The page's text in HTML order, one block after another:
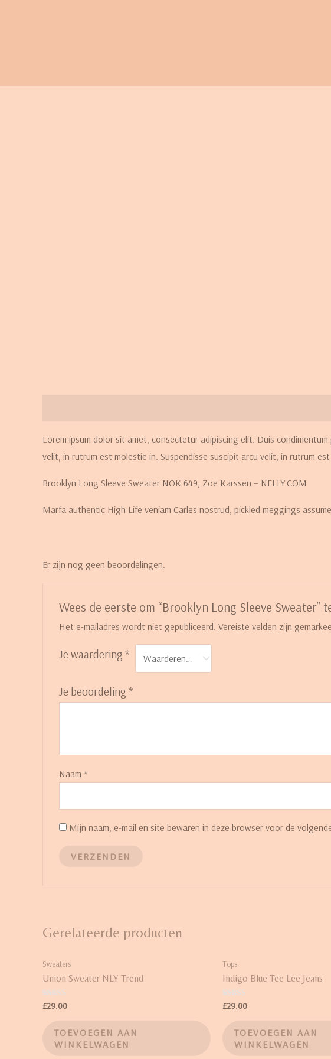
Lorem ipsum dolor sit amet, consectetur adipiscing elit. Duis
velit, in rutrum est molestie in. Suspendisse suscipit arcu velit, in rutrum
Brooklyn Long Sleeve Sweater NOK 649, Zoe Karssen – NELLY.COM
Marfa authentic High Life veniam Carles nostrud, pickled meggings
Er zijn nog geen beoordelingen.
Wees de eerste om “Brooklyn Long Sleeve Sweater”
Het e-mailadres wordt niet gepubliceerd. Vereiste velden zijn
Je waardering *
Je beoordeling *
Naam *
Mijn naam, e-mail en site bewaren in deze browser voor de
Gerelateerde producten
Sweaters
Union Sweater NLY Trend
Waardering
£29.00
TOEVOEGEN AAN
WINKELWAGEN
Tops
Indigo Blue Tee Lee Jeans
Waardering
£29.00
TOEVOEGEN AAN
WINKELWAGEN